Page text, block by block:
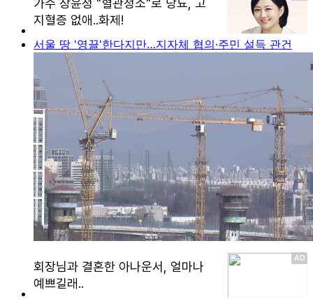
서울 땅 '영끌'한다지만…지자체 협의·주민 설득 관건